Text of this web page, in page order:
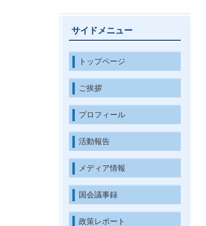
サイドメニュー
トップページ
ご挨拶
プロフィール
活動報告
メディア情報
国会議事録
政策レポート